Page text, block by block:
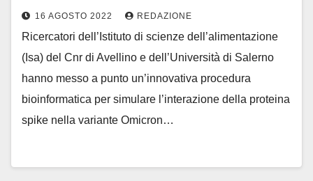
16 AGOSTO 2022 REDAZIONE
Ricercatori dell’Istituto di scienze dell’alimentazione
(Isa) del Cnr di Avellino e dell’Università di Salerno
hanno messo a punto un’innovativa procedura
bioinformatica per simulare l’interazione della proteina
spike nella variante Omicron…